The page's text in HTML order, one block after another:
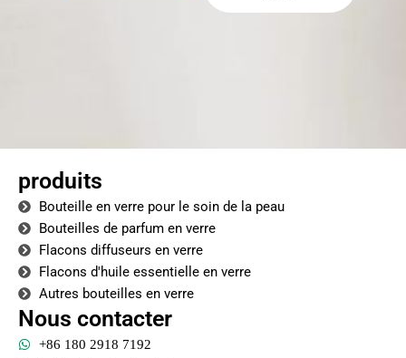
produits
Bouteille en verre pour le soin de la peau
Bouteilles de parfum en verre
Flacons diffuseurs en verre
Flacons d'huile essentielle en verre
Autres bouteilles en verre
Nous contacter
+86 180 2918 7192